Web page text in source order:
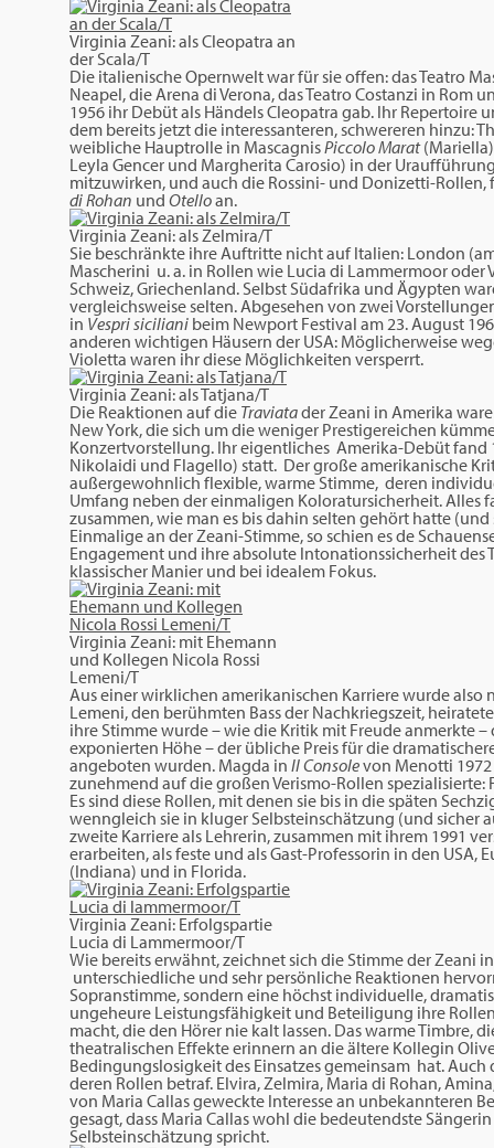
Virginia Zeani: als Cleopatra an
der Scala/T
Die italienische Opernwelt war für sie offen: das Teatro
Neapel, die Arena di Verona, das Teatro Costanzi in Rom
1956 ihr Debüt als Händels Cleopatra gab. lhr
dem bereits jetzt die interessanteren, schwereren hinzu:
weibliche Hauptrolle in MascagnisPiccolo Marat
Leyla Gencer und Margherita Carosio) in der
mitzuwirken, und auch die Rossini- und Donizetti-
di Rohan und Otelloan.
Virginia Zeani: als Zelmira/T
Sie beschränkte ihre Auftritte nicht auf ltalien: London
Mascherini u. a. in Rollen wie Lucia di Lammermoor oder
Schweiz, Griechenland. Selbst Südafrika und Ägypten
vergleichsweise selten. Abgesehen von zwei
in Vespri siciliani beim Newport Festival am 23. August
anderen wichtigen Häusern der USA: Möglicherweise
Violetta waren ihr diese Möglichkeiten versperrt.
Virginia Zeani: als Tatjana/T
Die Reaktionen auf die Traviatader Zeani in Amerika
New York, die sich um die weniger Prestigereichen
Konzertvorstellung. Ihr eigentliches Amerika-Debüt fand
Nikolaidi und Flagello) statt. Der große amerikanische
außergewohnlich flexible, warme Stimme, deren
Umfang neben der einmaligen Koloratursicherheit.
zusammen, wie man es bis dahin selten gehört hatte
Einmalige an der Zeani-Stimme, so schien es de
Engagement und ihre absolute lntonationssicherheit des
klassischer Manier und bei idealem Fokus.
Virginia Zeani: mit Ehemann
und Kollegen Nicola Rossi
Lemeni/T
Aus einer wirklichen amerikanischen Karriere wurde also
Lemeni, den berühmten Bass der Nachkriegszeit,
ihre Stimme wurde – wie die Kritik mit Freude anmerkte
exponierten Höhe – der übliche Preis für die
angeboten wurden. Magda in Il Consolevon Menotti
zunehmend auf die großen Verismo-Rollen
Es sind diese Rollen, mit denen sie bis in die späten
wenngleich sie in kluger Selbsteinschätzung (und sicher
zweite Karriere als Lehrerin, zusammen mit ihrem 1991
erarbeiten, als feste und als Gast-Professorin in den
(Indiana) und in Florida.
Virginia Zeani: Erfolgspartie
Lucia di Lammermoor/T
Wie bereits erwähnt, zeichnet sich die Stimme der Zeani
unterschiedliche und sehr persönliche Reaktionen
Sopranstimme, sondern eine höchst individuelle,
ungeheure Leistungsfähigkeit und Beteiligung ihre
macht, die den Hörer nie kalt lassen. Das warme
theatralischen Effekte erinnern an die ältere Kollegin
Bedingungslosigkeit des Einsatzes gemeinsam hat.
deren Rollen betraf. Elvira, Zelmira, Maria di Rohan,
von Maria Callas geweckte lnteresse an unbekannteren
gesagt, dass Maria Callas wohl die bedeutendste
Selbsteinschätzung spricht.